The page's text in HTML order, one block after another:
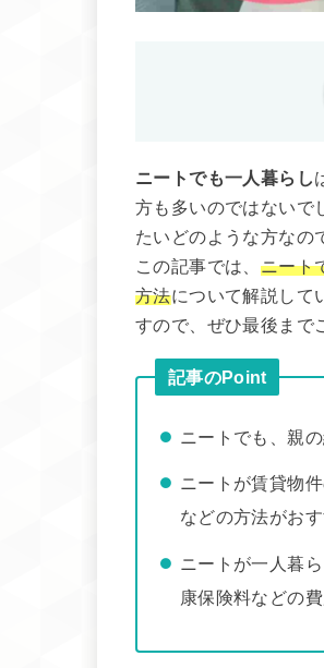
ニートでも一人暮らし
方も多いのではないで
たいどのような方なの
この記事では、 ニート
方法について解説して
すので、ぜひ最後まで
記事のPoint
ニートでも、親
ニートが賃貸物
などの方法がお
ニートが一人暮
康保険料などの